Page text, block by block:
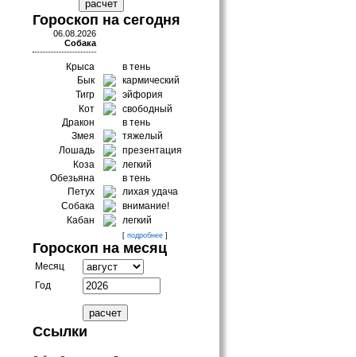
Гороскоп на сегодня
06.08.2026
Собака
Крыса
в тень
Бык
кармический
Тигр
эйфория
Кот
свободный
Дракон
в тень
Змея
тяжелый
Лошадь
презентация
Коза
легкий
Обезьяна
в тень
Петух
лихая удача
Собака
внимание!
Кабан
легкий
[ подробнее ]
Гороскоп на месяц
Месяц
Год
Ссылки